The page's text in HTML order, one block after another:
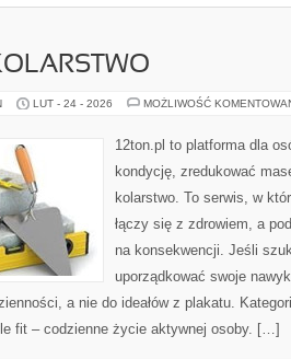
LUT - 24 - 2026 MOŻLIWOŚĆ
12ton.pl to platforma dla
kondycję, zredukować
kolarstwo. To serwis, w
łączy się z zdrowiem, a
na konsekwencji. Jeśli
uporządkować swoje
a nie do ideałów z plakatu.
fit – codzienne życie aktywnej osoby. […]